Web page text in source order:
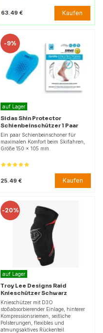
63.49 € Kaufen
-9%
auf Lager
Sidas Shin Protector
Schienbeinschützer 1 Paar
Ein paar Schienbeinschoner für
maximalen Komfort beim Skifahren,
Größe 150 x 105 mm.
25.49 € Kaufen
-20%
auf Lager
Troy Lee Designs Raid
Knieschützer Schwarz
Knieschützer mit D3O
stoßabsorbierender Einlage, hinterer
Kompressionsriemen, seitliche
Polsterungen, flexibles und
atmungsaktives Rückenteil.